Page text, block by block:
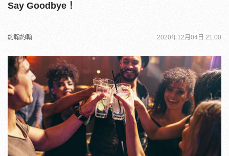
Say Goodbye！
約翰約翰 2020年12月04日 21:00